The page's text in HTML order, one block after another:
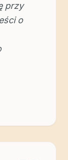
przy
o